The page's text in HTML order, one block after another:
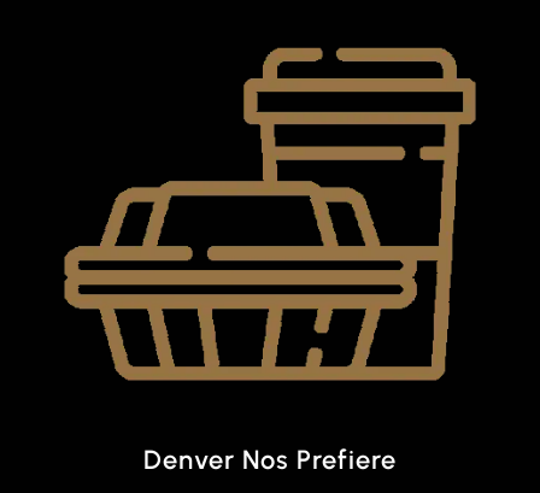
Denver Nos Prefiere